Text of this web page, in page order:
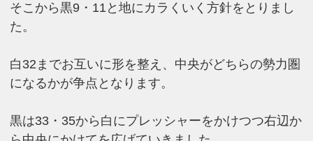
そこから黒9・11と地にカラくいく方針をとりまし
た。
白32までお互いに形を整え、中央がどちらの勢力圏
になるかが争点となります。
黒は33・35から白にプレッシャーをかけつつ右辺か